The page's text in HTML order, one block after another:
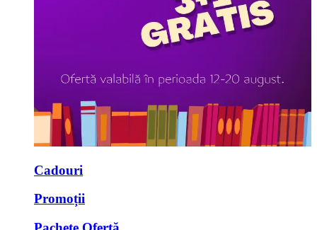
Cadouri
Promoții